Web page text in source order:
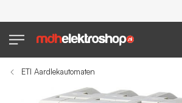
ETI Aardlekautomaten